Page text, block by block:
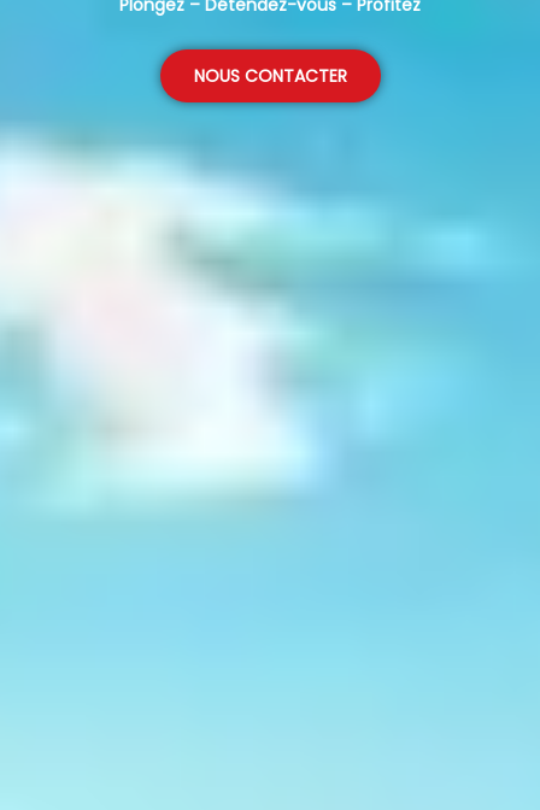
Plongez – Détendez-vous – Profitez
NOUS CONTACTER